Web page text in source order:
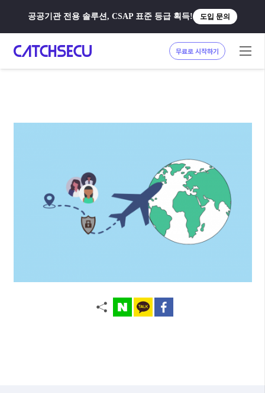
공공기관 전용 솔루션, CSAP 표준 등급 획득! 도입 문의
무료로 시작하기